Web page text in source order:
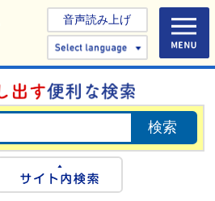
音声読み上げ
Select
Google検索